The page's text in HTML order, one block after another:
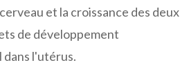
et la croissance des deux
de développement
dans l'utérus.